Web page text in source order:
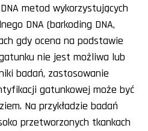
metod wykorzystujących
DNA (barkoding DNA,
gdy ocena na podstawie
nie jest możliwa lub
badań, zastosowanie
gatunkowej może być
Na przykładzie badań
przetworzonych tkankach